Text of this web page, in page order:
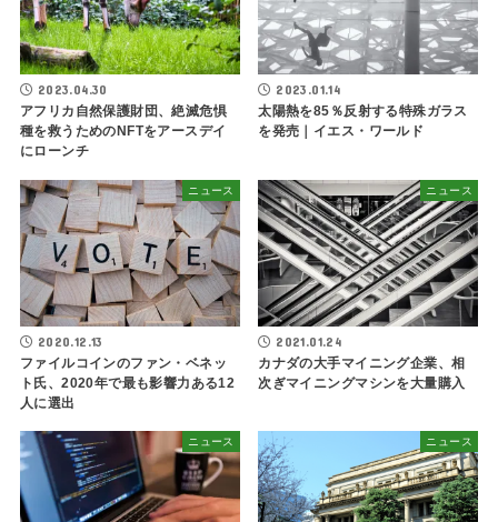
2023.04.30
アフリカ自然保護財団、絶滅危惧
種を救うためのNFTをアースデイ
にローンチ
2023.01.14
太陽熱を85％反射する特殊ガラス
を発売｜イエス・ワールド
ニュース
2020.12.13
ファイルコインのファン・ベネッ
ト氏、2020年で最も影響力ある12
人に選出
ニュース
2021.01.24
カナダの大手マイニング企業、相
次ぎマイニングマシンを大量購入
ニュース ニュース